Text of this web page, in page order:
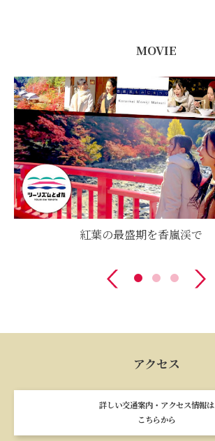
MOVIE
紅葉の最盛期を香嵐渓で
アクセス
詳しい交通案内・アクセス情報は
こちらから